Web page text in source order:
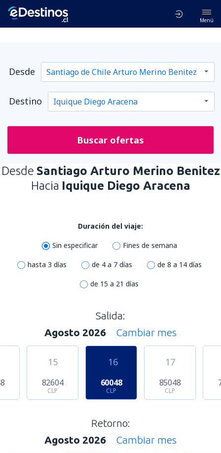
Menú
Desde
Destino
Buscar ofertas
Desde Santiago Arturo Merino Benitez
Hacia Iquique Diego Aracena
Duración del viaje:
Sin especificar Fines de semana
hasta 3 días de 4 a 7 días de 8 a 14 días
de 15 a 21 días
Salida:
Agosto 2026
Cambiar mes
15
82604
CLP
16
60048
CLP
17
85048
CLP
Retorno:
Agosto 2026
Cambiar mes